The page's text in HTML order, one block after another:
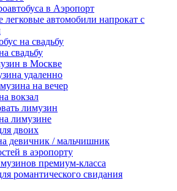
в Аэропорт
легковые автомобили напрокат с
на свадьбу
свадьбу
в Москве
удаленно
на вечер
вокзал
лимузин
лимузине
двоих
девичник / мальчишник
в аэропорту
премиум-класса
романтического свидания